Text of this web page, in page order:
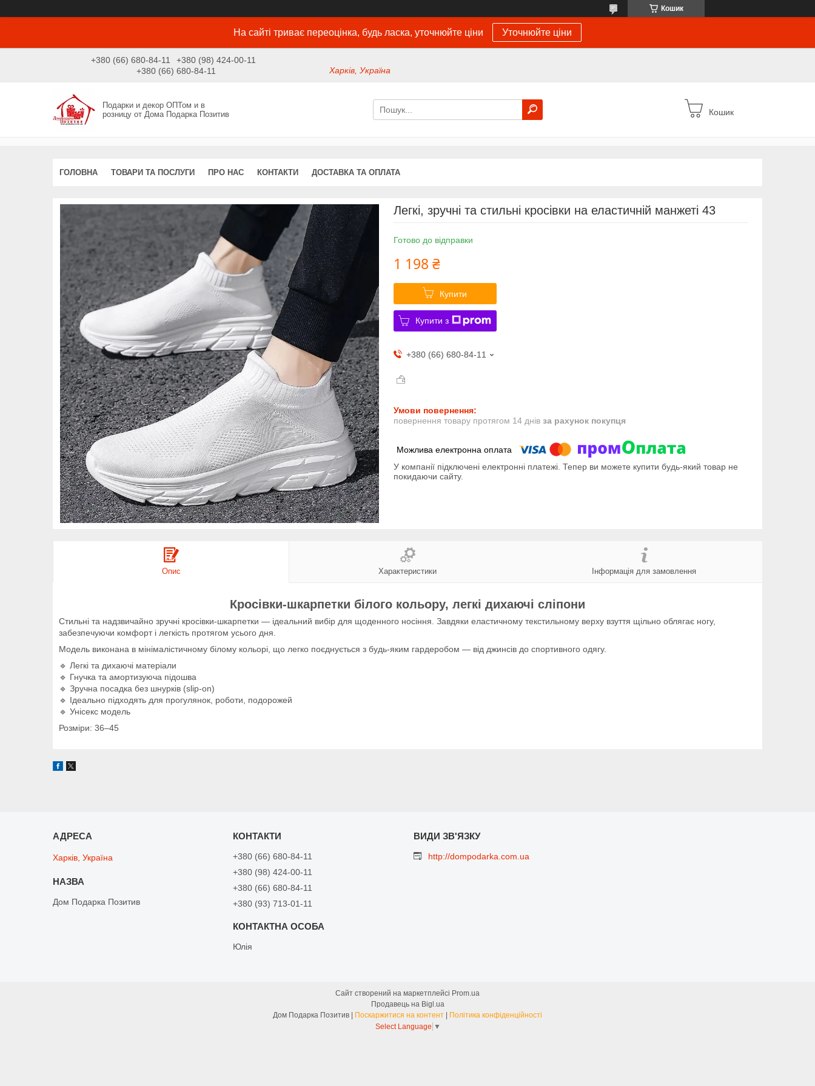
Кошик
На сайті триває переоцінка, будь ласка, уточнюйте ціни Уточнюйте ціни
+380 (66) 680-84-11
+380 (98) 424-00-11
+380 (66) 680-84-11
Харків, Україна
Подарки и декор ОПТом и в
розницу от Дома Подарка Позитив
Кошик
ГОЛОВНА ТОВАРИ ТА ПОСЛУГИ ПРО НАС КОНТАКТИ ДОСТАВКА ТА ОПЛАТА
Легкі, зручні та стильні кросівки на еластичній манжеті 43
Готово до відправки
1 198 ₴
Купити
Купити з
+380 (66) 680-84-11
повернення товару протягом 14 днів за рахунок покупця
У компанії підключені електронні платежі. Тепер ви можете купити будь-який товар не
покидаючи сайту.
Опис Характеристики Інформація для замовлення
Кросівки-шкарпетки білого кольору, легкі дихаючі сліпони
Стильні та надзвичайно зручні кросівки-шкарпетки — ідеальний вибір для щоденного носіння. Завдяки еластичному текстильному верху взуття щільно облягає ногу,
забезпечуючи комфорт і легкість протягом усього дня.
Модель виконана в мінімалістичному білому кольорі, що легко поєднується з будь-яким гардеробом — від джинсів до спортивного одягу.
🔹 Легкі та дихаючі матеріали
🔹 Гнучка та амортизуюча підошва
🔹 Зручна посадка без шнурків (slip-on)
🔹 Ідеально підходять для прогулянок, роботи, подорожей
🔹 Унісекс модель
Розміри: 36–45
Харків, Україна
Дом Подарка Позитив
+380 (66) 680-84-11
+380 (98) 424-00-11
+380 (66) 680-84-11
+380 (93) 713-01-11
Юлія
http://dompodarka.com.ua
Сайт створений на маркетплейсі Prom.ua
Продавець на Bigl.ua
Дом Подарка Позитив | Поскаржитися на контент | Політика конфіденційності
Select Language ▼